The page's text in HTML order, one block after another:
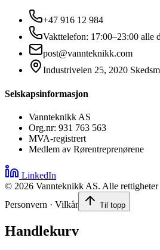
+47 916 12 984
Vakttelefon: 17:00–23:00 alle
post@vannteknikk.com
Industriveien 25, 2020
Selskapsinformasjon
Vannteknikk AS
Org.nr: 931 763 563
MVA-registrert
Medlem av Rørentreprenørene
LinkedIn
© 2026 Vannteknikk AS. Alle
Personvern · Vilkår
Til topp
Handlekurv